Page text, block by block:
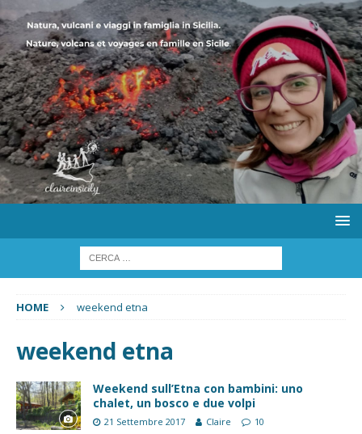
HOME weekend etna
weekend etna
Weekend sull’Etna con bambini: uno
chalet, un bosco e due volpi
21 Settembre 2017 Claire 10